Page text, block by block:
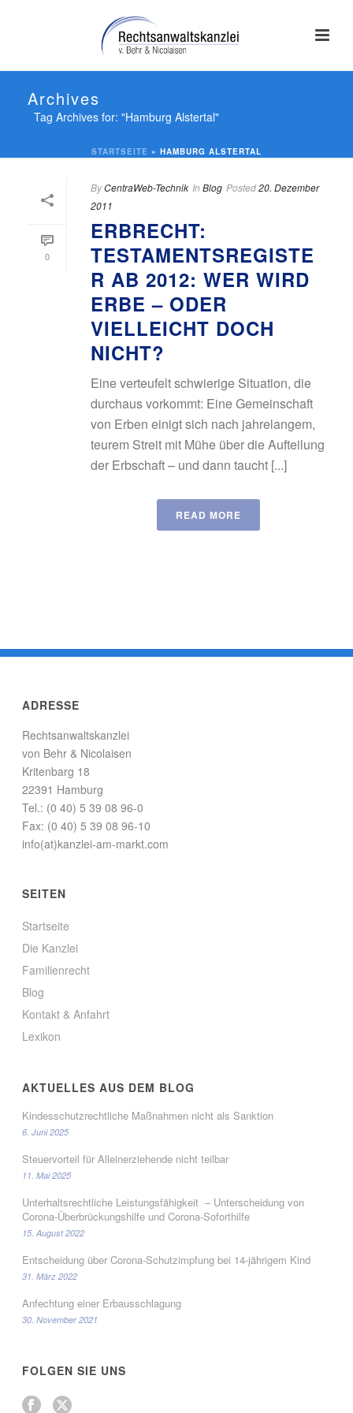
Archives
Tag Archives for: "Hamburg Alstertal"
STARTSEITE » HAMBURG ALSTERTAL
0
ByCentraWeb-Technik In Blog Posted20. Dezember
2011
ERBRECHT:
TESTAMENTSREGISTE
R AB 2012: WER WIRD
ERBE – ODER
VIELLEICHT DOCH
NICHT?
Eine verteufelt schwierige Situation, die
durchaus vorkommt: Eine Gemeinschaft
von Erben einigt sich nach jahrelangem,
teurem Streit mit Mühe über die Aufteilung
der Erbschaft – und dann taucht [...]
READ MORE
ADRESSE
Rechtsanwaltskanzlei
von Behr & Nicolaisen
Kritenbarg 18
22391 Hamburg
Tel.: (0 40) 5 39 08 96-0
Fax: (0 40) 5 39 08 96-10
info(at)kanzlei-am-markt.com
SEITEN
Startseite
Die Kanzlei
Familienrecht
Blog
Kontakt & Anfahrt
Lexikon
AKTUELLES AUS DEM BLOG
Kindesschutzrechtliche Maßnahmen nicht als Sanktion
6. Juni 2025
Steuervorteil für Alleinerziehende nicht teilbar
11. Mai 2025
Unterhaltsrechtliche Leistungsfähigkeit – Unterscheidung von
Corona-Überbrückungshilfe und Corona-Soforthilfe
15. August 2022
Entscheidung über Corona-Schutzimpfung bei 14-jährigem Kind
31. März 2022
Anfechtung einer Erbausschlagung
30. November 2021
FOLGEN SIE UNS